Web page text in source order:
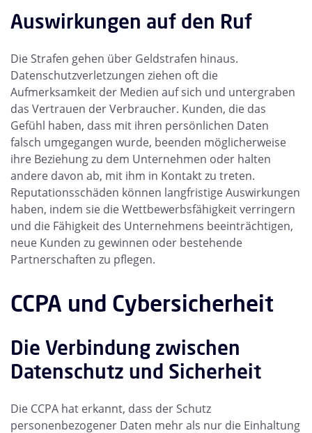
Auswirkungen auf den Ruf
Die Strafen gehen über Geldstrafen hinaus.
Datenschutzverletzungen ziehen oft die
Aufmerksamkeit der Medien auf sich und untergraben
das Vertrauen der Verbraucher. Kunden, die das
Gefühl haben, dass mit ihren persönlichen Daten
falsch umgegangen wurde, beenden möglicherweise
ihre Beziehung zu dem Unternehmen oder halten
andere davon ab, mit ihm in Kontakt zu treten.
Reputationsschäden können langfristige Auswirkungen
haben, indem sie die Wettbewerbsfähigkeit verringern
und die Fähigkeit des Unternehmens beeinträchtigen,
neue Kunden zu gewinnen oder bestehende
Partnerschaften zu pflegen.
CCPA und Cybersicherheit
Die Verbindung zwischen
Datenschutz und Sicherheit
Die CCPA hat erkannt, dass der Schutz
personenbezogener Daten mehr als nur die Einhaltung